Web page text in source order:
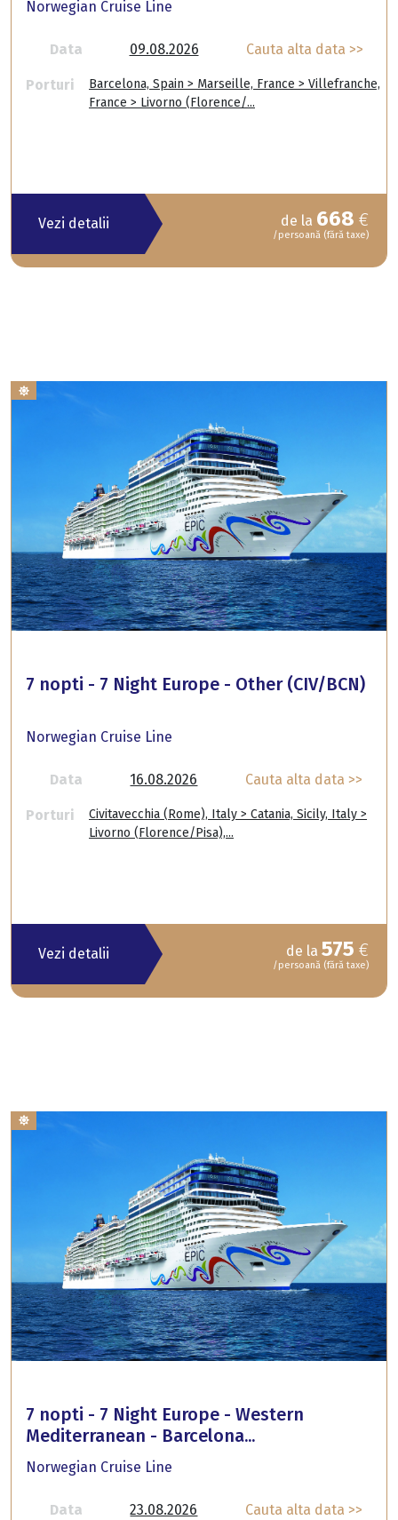
Norwegian Cruise Line
Data 09.08.2026 Cauta alta data >>
Porturi
Barcelona, Spain > Marseille, France > Villefranche,
France > Livorno (Florence/...
Vezi detalii de la 668 €
/persoană (fără taxe)
7 nopti - 7 Night Europe - Other (CIV/BCN)
Norwegian Cruise Line
Data 16.08.2026 Cauta alta data >>
Porturi
Civitavecchia (Rome), Italy > Catania, Sicily, Italy >
Livorno (Florence/Pisa),...
Vezi detalii de la 575 €
/persoană (fără taxe)
7 nopti - 7 Night Europe - Western
Mediterranean - Barcelona...
Norwegian Cruise Line
Data 23.08.2026 Cauta alta data >>